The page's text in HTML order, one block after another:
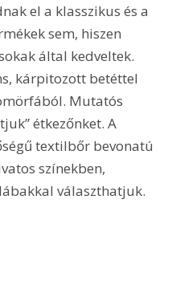
sem, hiszen
által kedveltek.
kárpitozott betéttel
Mutatós
étkezőnket. A
textilbőr bevonatú
színekben,
választhatjuk.